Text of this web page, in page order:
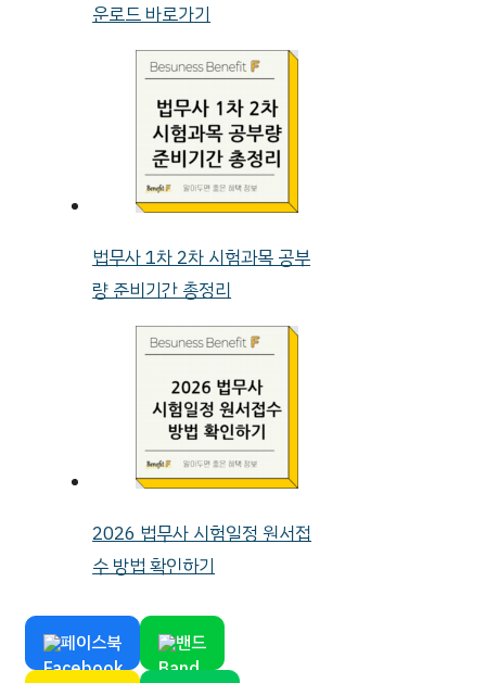
운로드 바로가기
법무사 1차 2차 시험과목 공부
량 준비기간 총정리
2026 법무사 시험일정 원서접
수 방법 확인하기
페이스북 밴드